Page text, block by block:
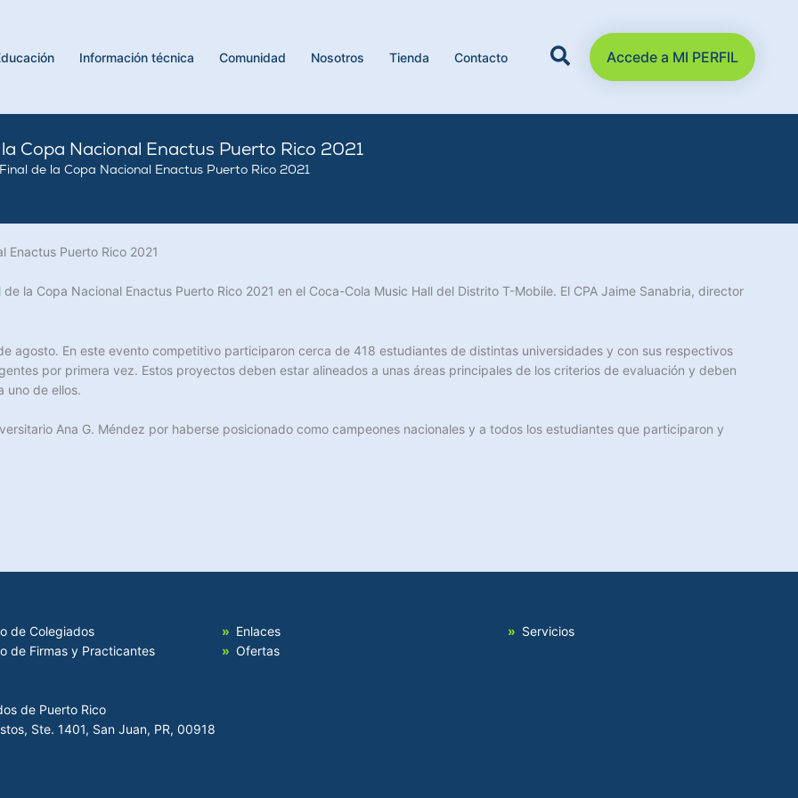
Información técnica Comunidad Nosotros Tienda Contacto Accede a MI PERFIL
Copa Nacional Enactus Puerto Rico 2021
de la Copa Nacional Enactus Puerto Rico 2021
Enactus Puerto Rico 2021
la Copa Nacional Enactus Puerto Rico 2021 en el Coca-Cola Music Hall del Distrito T-Mobile. El CPA Jaime Sanabria, director
agosto. En este evento competitivo participaron cerca de 418 estudiantes de distintas universidades y con sus respectivos
por primera vez. Estos proyectos deben estar alineados a unas áreas principales de los criterios de evaluación y deben
uno de ellos.
Ana G. Méndez por haberse posicionado como campeones nacionales y a todos los estudiantes que participaron y
de Colegiados
de Firmas y Practicantes
Enlaces
Ofertas
Servicios
de Puerto Rico
Ste. 1401, San Juan, PR, 00918